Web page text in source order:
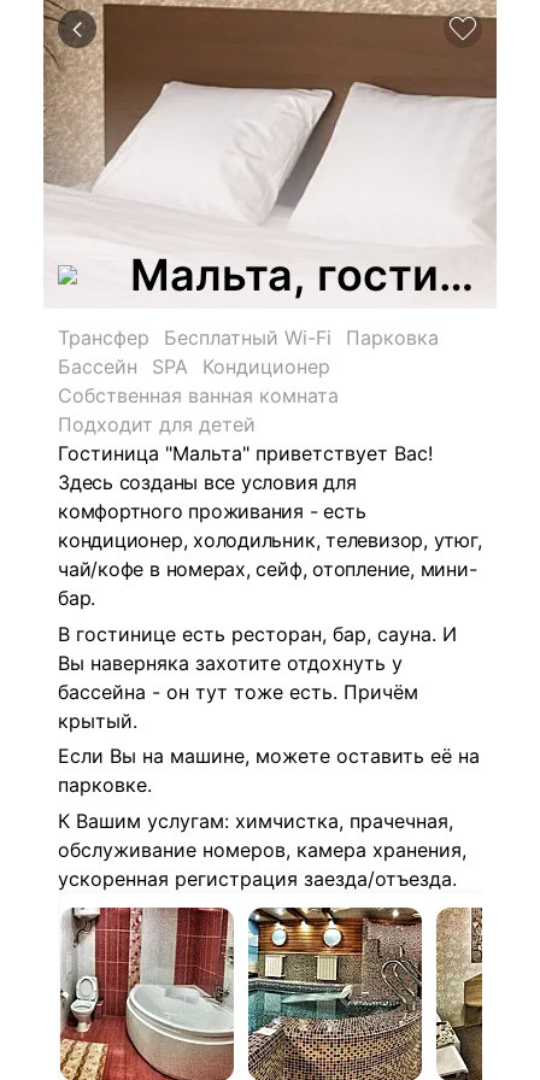
Мальта,
Трансфер Бесплатный Wi-Fi
Парковка
Бассейн
SPA
Кондиционер
Собственная ванная комната
Подходит для детей
Гостиница "Мальта" приветствует Вас!
Здесь созданы все условия для
комфортного проживания - есть
кондиционер, холодильник, телевизор, утюг,
чай/кофе в номерах, сейф, отопление, мини-
бар.
В гостинице есть ресторан, бар, сауна. И
Вы наверняка захотите отдохнуть у
бассейна - он тут тоже есть. Причём
крытый.
Если Вы на машине, можете оставить её на
парковке.
К Вашим услугам: химчистка, прачечная,
обслуживание номеров, камера хранения,
ускоренная регистрация заезда/отъезда.